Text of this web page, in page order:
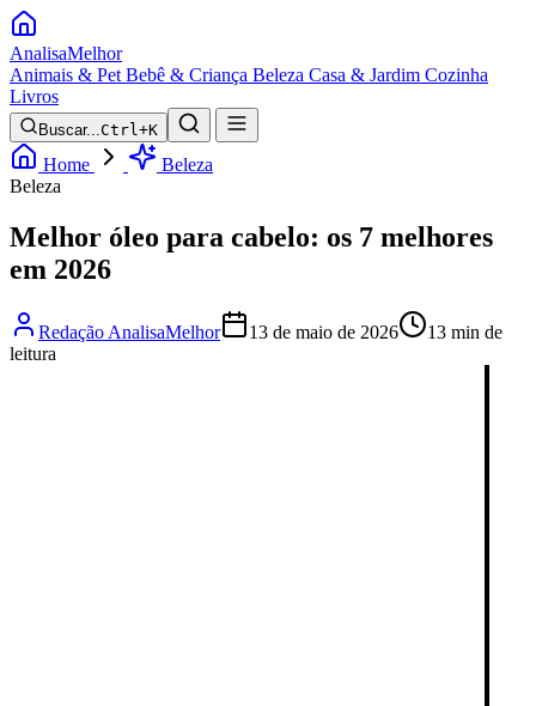
AnalisaMelhor
Animais & Pet Bebê & Criança Beleza Casa & Jardim Cozinha
Livros
Buscar...Ctrl+K
Home
Beleza
Beleza
Melhor óleo para cabelo: os 7 melhores
em 2026
Redação AnalisaMelhor 13 de maio de 2026
13 min de
leitura